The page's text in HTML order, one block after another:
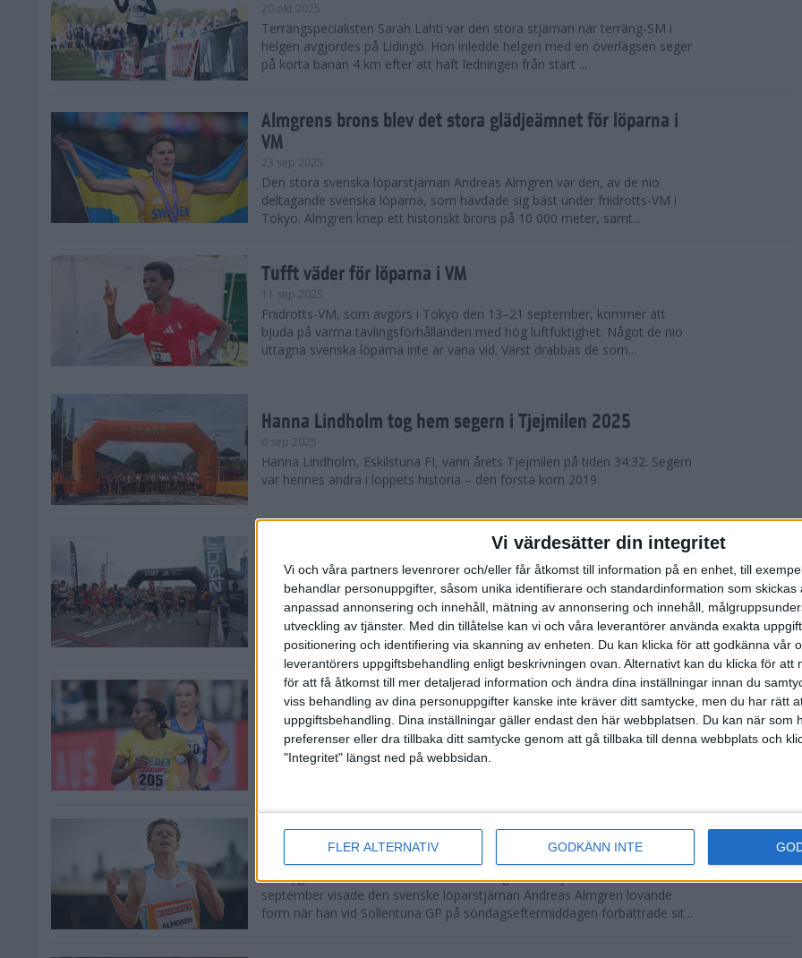
Vi värdesätter din integritet
Vi och våra partners levenrorer och/eller får åtkomst till information på en enhet, till
behandlar personuppgifter, såsom unika identifierare och standardinformation som skickas
anpassad annonsering och innehåll, mätning av annonsering och innehåll,
utveckling av tjänster. Med din tillåtelse kan vi och våra leverantörer använda exakta
positionering och identifiering via skanning av enheten. Du kan klicka för att godkänna vår
leverantörers uppgiftsbehandling enligt beskrivningen ovan. Alternativt kan du klicka för att
för att få åtkomst till mer detaljerad information och ändra dina inställningar innan du
viss behandling av dina personuppgifter kanske inte kräver ditt samtycke, men du har rätt
uppgiftsbehandling. Dina inställningar gäller endast den här webbplatsen. Du kan när som
preferenser eller dra tillbaka ditt samtycke genom att gå tillbaka till denna webbplats och
"Integritet" längst ned på webbsidan.
FLER ALTERNATIV GODKÄNN INTE
20 okt 2025
Terrängspecialisten Sarah Lahti var den stora stjärnan när terräng-SM i
helgen avgjordes på Lidingö. Hon inledde helgen med en överlägsen seger
på korta banan 4 km efter att haft ledningen från start ...
Almgrens brons blev det stora glädjeämnet för löparna i
VM
23 sep 2025
Den stora svenska löparstjärnan Andreas Almgren var den, av de nio
deltagande svenska löparna, som hävdade sig bäst under friidrotts-VM i
Tokyo. Almgren knep ett historiskt brons på 10 000 meter, samt...
Tufft väder för löparna i VM
11 sep 2025
Friidrotts-VM, som avgörs i Tokyo den 13–21 september, kommer att
bjuda på varma tävlingsförhållanden med hög luftfuktighet. Något de nio
uttagna svenska löparna inte är vana vid. Värst drabbas de som...
Hanna Lindholm tog hem segern i Tjejmilen 2025
6 sep 2025
Hanna Lindholm, Eskilstuna FI, vann årets Tjejmilen på tiden 34:32. Segern
var hennes andra i loppets historia – den första kom 2019.
Snabbaste segertiden på 12 år i rekordstort adidas
Stockholm Halvmaraton
30 aug 2025
Ett slutsålt och rekordstort adidas Stockholm Halvmaraton avgjordes i
nästintill perfekt löparväder. 18 grader, mulet och väldigt lite vind. Totalt
var 19,866 löpare anmälda, varav 15,807 kom till sta...
Löparna viktiga när Sverige vann Finnkampen
26 aug 2025
Den hundrade upplagan av Finnkampen, världens äldsta och största
landskamp i friidrott, avgjordes inför fullsatta läktare på Stockholms
Svenskt rekord när Almgren testade VM-formen
En dryg månad före friidrotts-VM, som avgörs i Tokyo den 13-21
september visade den svenske löparstjärnan Andreas Almgren lovande
form när han vid Sollentuna GP på söndagseftermiddagen förbättrade sit...